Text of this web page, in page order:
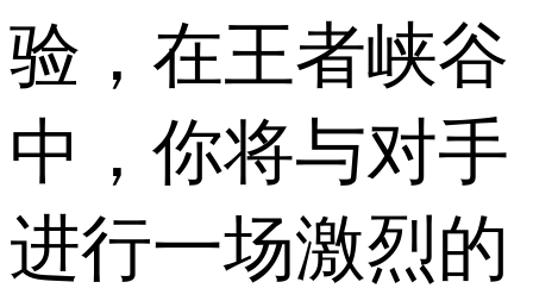
验，在王者峡谷
中，你将与对手
进行一场激烈的